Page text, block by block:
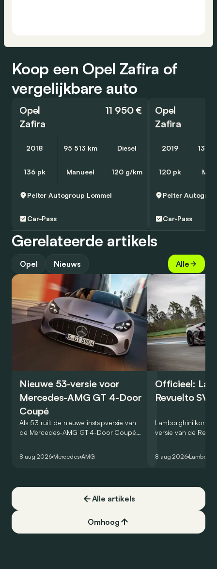
Koop een Opel Zafira of
vergelijkbare auto
Opel
Zafira
11 950 €
2018 95 513 km Diesel
136 pk Manueel 120 g/km
Pelter Autogroup Lommel
Car-Pass
Opel
Zafira
2019 136
120 pk
Pelter
Car-Pass
Gerelateerde artikels
Opel Nieuws Alle
Nieuwe 53-versie voor
Mercedes-AMG GT 4-Door
Coupé
Als 53 ruilt de nieuwe instapversie van
de Mercedes-AMG GT 4-Door Coupé
8 aug 2026 Mercedes AMG
Officieel:
Revuelto SV
Lamborghini
versie van de
een record voor
8 aug 2026
Alle artikels
Omhoog